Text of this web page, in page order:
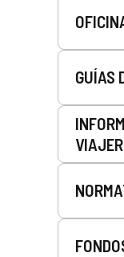
GUÍAS